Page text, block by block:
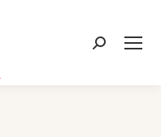
Recherche